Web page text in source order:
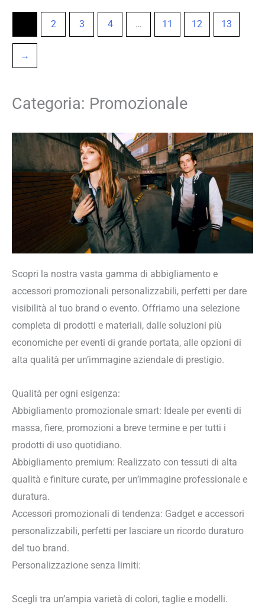
2 3 4 … 11 12 13
→
Categoria: Promozionale
Scopri la nostra vasta gamma di abbigliamento e
accessori promozionali personalizzabili, perfetti per dare
visibilità al tuo brand o evento. Offriamo una selezione
completa di prodotti e materiali, dalle soluzioni più
economiche per eventi di grande portata, alle opzioni di
alta qualità per un’immagine aziendale di prestigio.
Qualità per ogni esigenza:
Abbigliamento promozionale smart: Ideale per eventi di
massa, fiere, promozioni a breve termine e per tutti i
prodotti di uso quotidiano.
Abbigliamento premium: Realizzato con tessuti di alta
qualità e finiture curate, per un’immagine professionale e
duratura.
Accessori promozionali di tendenza: Gadget e accessori
personalizzabili, perfetti per lasciare un ricordo duraturo
del tuo brand.
Personalizzazione senza limiti:
Scegli tra un’ampia varietà di colori, taglie e modelli.